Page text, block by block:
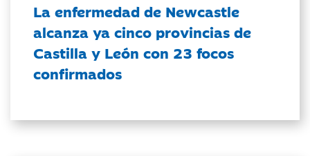
La enfermedad de Newcastle
alcanza ya cinco provincias de
Castilla y León con 23 focos
confirmados